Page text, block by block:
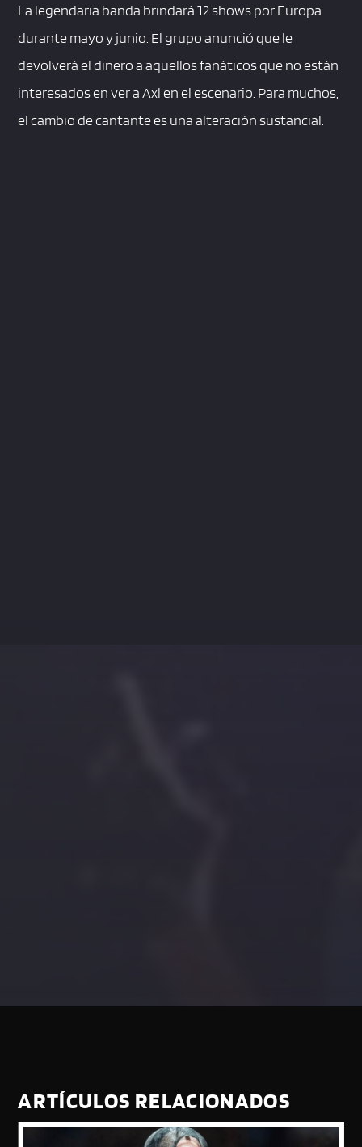
La legendaria banda brindará 12 shows por Europa
durante mayo y junio. El grupo anunció que le
devolverá el dinero a aquellos fanáticos que no están
interesados en ver a Axl en el escenario. Para muchos,
el cambio de cantante es una alteración sustancial.
ARTÍCULOS RELACIONADOS